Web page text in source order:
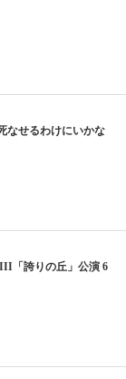
なせるわけにいかな
「誇りの丘」公演 6